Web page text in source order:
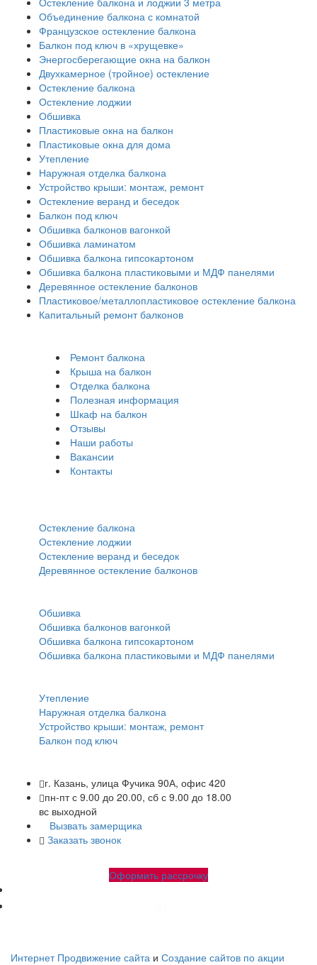
Объединение балкона с комнатой
Французское остекление балкона
Балкон под ключ в «хрущевке»
Энергосберегающие окна на балкон
Двухкамерное (тройное) остекление
Остекление балкона
Остекление лоджии
Обшивка
Пластиковые окна на балкон
Пластиковые окна для дома
Утепление
Наружная отделка балкона
Устройство крыши: монтаж, ремонт
Остекление веранд и беседок
Балкон под ключ
Обшивка балконов вагонкой
Обшивка ламинатом
Обшивка балкона гипсокартоном
Обшивка балкона пластиковыми и МДФ панелями
Деревянное остекление балконов
Пластиковое/металлопластиковое остекление балкона
Капитальный ремонт балконов
Ремонт балкона
Крыша на балкон
Отделка балкона
Полезная информация
Шкаф на балкон
Отзывы
Наши работы
Вакансии
Контакты
Остекление балкона
Остекление лоджии
Остекление веранд и беседок
Деревянное остекление балконов
Обшивка
Обшивка балконов вагонкой
Обшивка балкона гипсокартоном
Обшивка балкона пластиковыми и МДФ панелями
Утепление
Наружная отделка балкона
Устройство крыши: монтаж, ремонт
Балкон под ключ
г. Казань, улица Фучика 90А, офис 420
пн-пт с 9.00 до 20.00, сб с 9.00 до 18.00
вс выходной
Вызвать замерщика
Заказать звонок
Оформить рассрочку
Интернет Продвижение сайта и Создание сайтов по акции